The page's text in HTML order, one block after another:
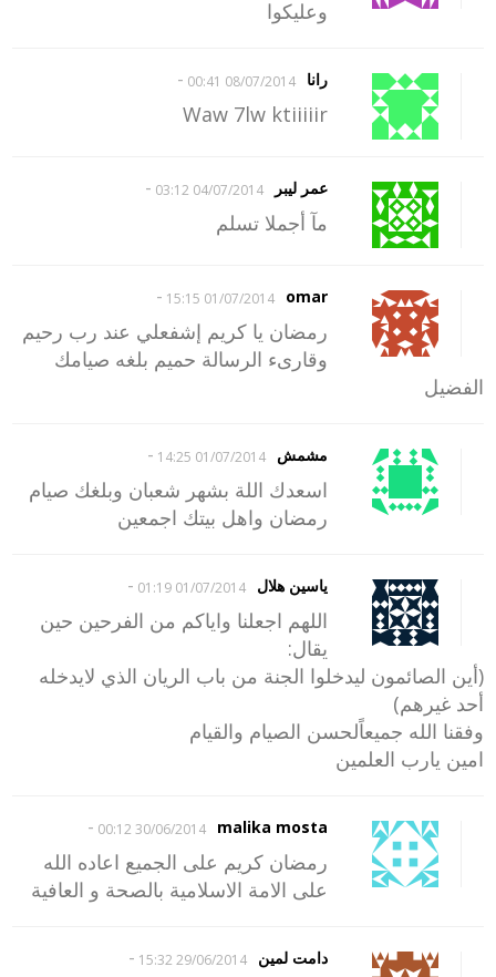
وعليكوا
رانا 08/07/2014 00:41
-
Waw 7lw ktiiiiir
عمر ليبر 04/07/2014 03:12
-
مآ أجملا تسلم
omar
01/07/2014 15:15
-
رمضان يا كريم إشفعلي عند رب رحيم
وقارىء الرسالة حميم بلغه صيامك
الفضيل
مشمش 01/07/2014 14:25
-
اسعدك اللة بشهر شعبان وبلغك صيام
رمضان واهل بيتك اجمعين
ياسين هلال 01/07/2014 01:19
-
اللهم اجعلنا واياكم من الفرحين حين
يقال:
(أين الصائمون ليدخلوا الجنة من باب الريان الذي لايدخله
أحد غيرهم)
وفقنا الله جميعاًلحسن الصيام والقيام
امين يارب العلمين
malika mosta
30/06/2014 00:12
-
رمضان كريم على الجميع اعاده الله
على الامة الاسلامية بالصحة و العافية
دامت لمين 29/06/2014 15:32
-